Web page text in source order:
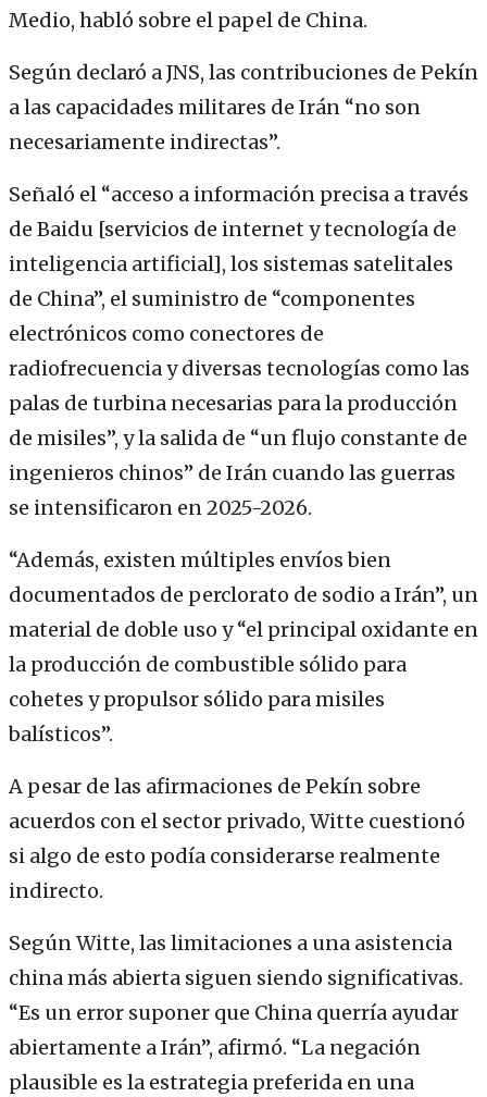
Medio, habló sobre el papel de China.
Según declaró a JNS, las contribuciones de Pekín
a las capacidades militares de Irán “no son
necesariamente indirectas”.
Señaló el “acceso a información precisa a través
de Baidu [servicios de internet y tecnología de
inteligencia artificial], los sistemas satelitales
de China”, el suministro de “componentes
electrónicos como conectores de
radiofrecuencia y diversas tecnologías como las
palas de turbina necesarias para la producción
de misiles”, y la salida de “un flujo constante de
ingenieros chinos” de Irán cuando las guerras
se intensificaron en 2025-2026.
“Además, existen múltiples envíos bien
documentados de perclorato de sodio a Irán”, un
material de doble uso y “el principal oxidante en
la producción de combustible sólido para
cohetes y propulsor sólido para misiles
balísticos”.
A pesar de las afirmaciones de Pekín sobre
acuerdos con el sector privado, Witte cuestionó
si algo de esto podía considerarse realmente
indirecto.
Según Witte, las limitaciones a una asistencia
china más abierta siguen siendo significativas.
“Es un error suponer que China querría ayudar
abiertamente a Irán”, afirmó. “La negación
plausible es la estrategia preferida en una